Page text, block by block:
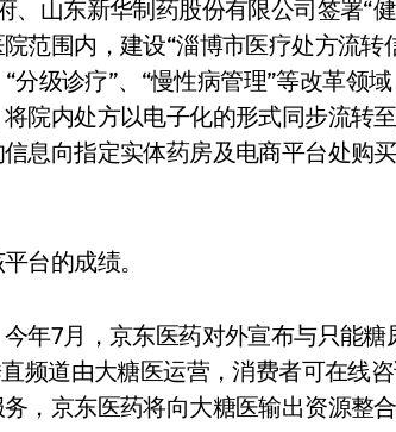
山东新华制药股份有限公司签署“健
范围内，建设“淄博市医疗处方流转
分级诊疗”、“慢性病管理”等改革领
院内处方以电子化的形式同步流转
息向指定实体药房及电商平台处购
台的成绩。
年7月，京东医药对外宣布与只能糖
频道由大糖医运营，消费者可在线
，京东医药将向大糖医输出资源整